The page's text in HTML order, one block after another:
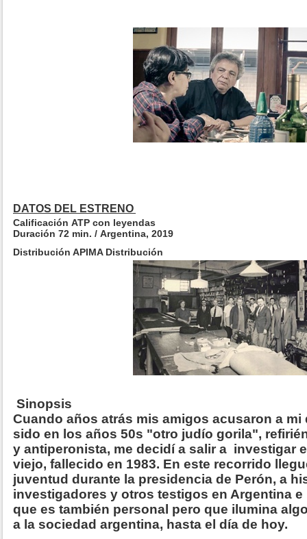
DATOS DEL ESTRENO
Calificación ATP con leyendas
Duración 72 min. / Argentina, 2019
Distribución APIMA Distribución
Sinopsis
Cuando años atrás mis amigos acusaron a
sido en los años 50s "otro judío gorila",
y antiperonista, me decidí a salir a investigar
viejo, fallecido en 1983. En este recorrido
juventud durante la presidencia de Perón, a
investigadores y otros testigos en Argentina
que es también personal pero que ilumina
a la sociedad argentina, hasta el día de hoy.